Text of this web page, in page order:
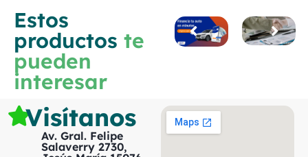
Estos
productos te
pueden
interesar
Visítanos
Av. Gral. Felipe
Salaverry 2730,